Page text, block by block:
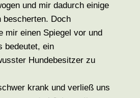
und mir dadurch einige
bescherten. Doch
mir einen Spiegel vor und
bedeutet, ein
Hundebesitzer zu
krank und verließ uns